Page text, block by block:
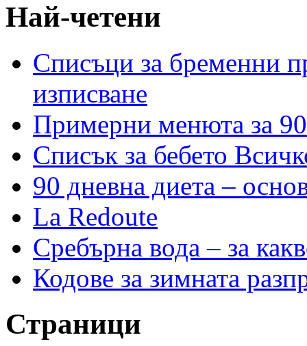
Най-четени
Списъци за бременни
изписване
Примерни менюта за 90
Списък за бебето
90 дневна диета –
La Redoute
Сребърна вода – за
Кодове за зимната
Страници